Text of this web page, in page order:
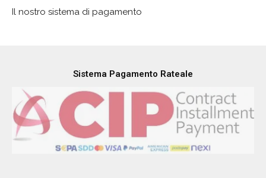
Il nostro sistema di pagamento
Sistema Pagamento Rateale